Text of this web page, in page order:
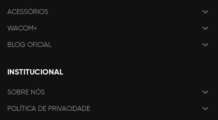
ACESSÓRIOS
WACOM+
BLOG OFICIAL
INSTITUCIONAL
SOBRE NÓS
POLÍTICA DE PRIVACIDADE